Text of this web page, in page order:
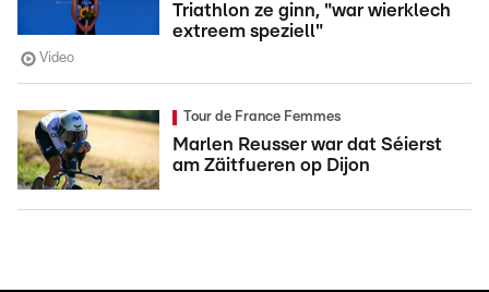
Triathlon ze ginn, "war wierklech
extreem speziell"
Video
Tour de France Femmes
Marlen Reusser war dat Séierst
am Zäitfueren op Dijon